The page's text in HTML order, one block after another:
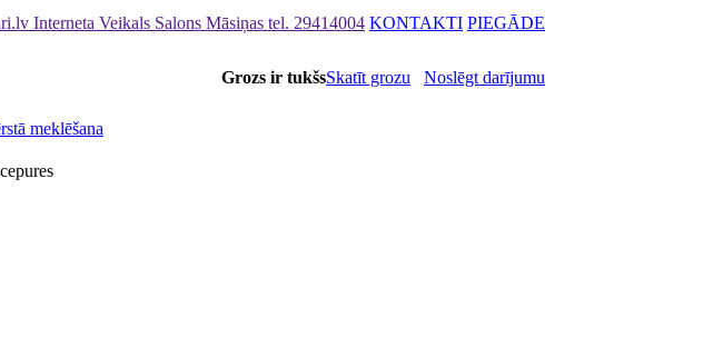
Interneta Veikals Salons Māsiņas tel. 29414004 KONTAKTI PIEGĀDE
Grozs ir tukšsSkatīt grozu Noslēgt darījumu
meklēšana